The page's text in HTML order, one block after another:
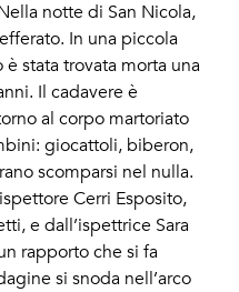
notte di San Nicola,
In una piccola
stata trovata morta una
Il cadavere è
al corpo martoriato
giocattoli, biberon,
scomparsi nel nulla.
Cerri Esposito,
e dall’ispettrice Sara
rapporto che si fa
si snoda nell’arco